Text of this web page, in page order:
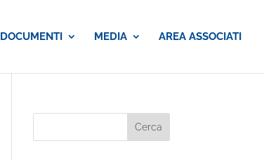
DOCUMENTI MEDIA AREA ASSOCIATI